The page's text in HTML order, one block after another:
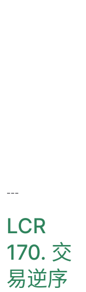
---
LCR
170. 交
易逆序